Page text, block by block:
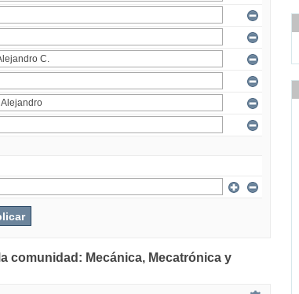
comunidad: Mecánica, Mecatrónica y